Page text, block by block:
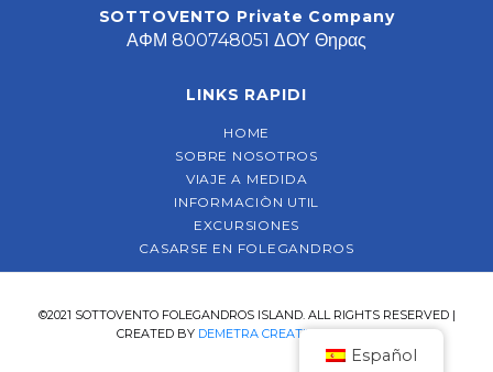
SOTTOVENTO Private Company
ΑΦΜ 800748051 ΔΟΥ Θηρας
LINKS RAPIDI
HOME
SOBRE NOSOTROS
VIAJE A MEDIDA
INFORMACIÒN UTIL
EXCURSIONES
CASARSE EN FOLEGANDROS
©2021 SOTTOVENTO FOLEGANDROS ISLAND. ALL RIGHTS RESERVED |
CREATED BY DEMETRA CREATIVE AGENCY
Español